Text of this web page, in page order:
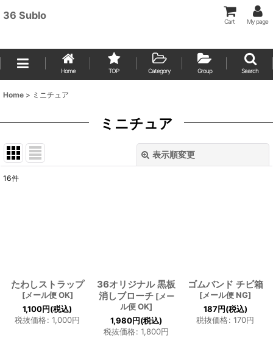
36 Sublo
Cart My page
Home TOP Category Group Search
Home > ミニチュア
ミニチュア
表示順変更
16件
たわしストラップ
[メール便 OK]
1,100円(税込)
税抜価格: 1,000円
36オリジナル 黒板
消しブローチ [メー
ル便 OK]
1,980円(税込)
税抜価格: 1,800円
ゴムバンド チビ箱
[メール便 NG]
187円(税込)
税抜価格: 170円